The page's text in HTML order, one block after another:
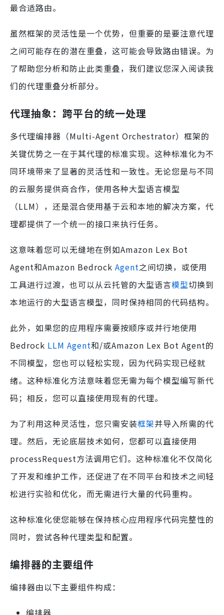
最合适路由。
虽然框架的灵活性是一个优势，但重要的是要注意代理
之间可能存在的潜在重叠，这可能会导致路由错误。为
了帮助您分析和防止此类重叠，我们建议您深入阅读我
们的代理重叠分析部分。
代理抽象：跨平台的统一处理
多代理编排器（Multi-Agent Orchestrator）框架的
关键优势之一在于其代理的标准实现。这种标准化为不
同环境带来了显著的灵活性和一致性。无论您是与不同
的云服务提供商合作，使用各种大型语言模型
（LLM），还是混合使用基于云和本地的解决方案，代
理都提供了一个统一的接口来执行任务。
这意味着您可以无缝地在例如Amazon Lex Bot
Agent和Amazon Bedrock Agent之间切换，或使用
工具进行过渡，也可以从云托管的大型语言模型切换到
本地运行的大型语言模型，同时保持相同的代码结构。
此外，如果您的应用程序需要按顺序或并行地使用
Bedrock LLM Agent和/或Amazon Lex Bot Agent的
不同模型，您也可以轻松实现，因为代码实现已经就
绪。这种标准化方法意味着您无需为每个模型编写新代
码；相反，您可以直接使用现有的代理。
为了利用这种灵活性，您只需安装框架并导入所需的代
理。然后，无论底层技术如何，您都可以直接使用
processRequest方法调用它们。这种标准化不仅简化
了开发和维护工作，还促进了在不同平台和技术之间轻
松进行实验和优化，而无需进行大量的代码重构。
这种标准化使您能够在保持核心应用程序代码完整性的
同时，尝试各种代理类型和配置。
编排器的主要组件
编排器由以下主要组件构成：
编排器